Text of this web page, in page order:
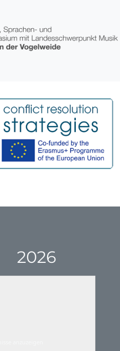
2026